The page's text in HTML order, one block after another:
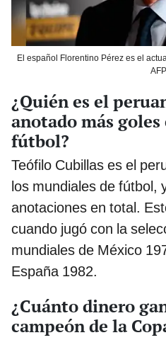
El español Florentino Pérez es el
AFP
¿Quién es el
anotado más
fútbol?
Teófilo Cubillas es el
los mundiales de fútbol,
anotaciones en total.
cuando jugó con la
mundiales de México
España 1982.
¿Cuánto dinero
campeón de la